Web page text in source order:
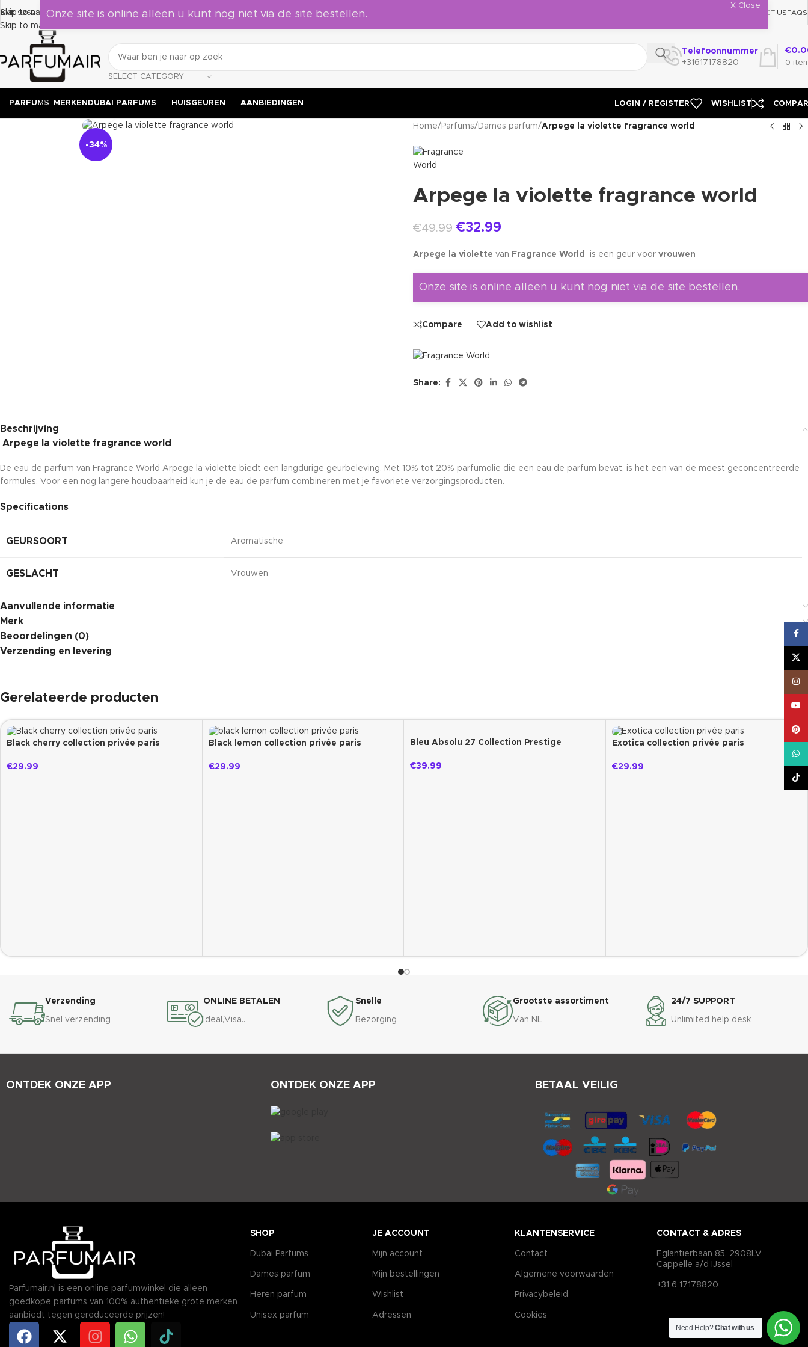
Skip to navigation
Skip to main content
KVK 92628524
verrassen door deze geuren, leuk om als cadeau te geven aan jezelf of iemand anders CONTACT USFAQS
SELECT CATEGORY
Telefoonnummer
+31617178820
0
€
PARFUMS MERKEN DUBAI PARFUMS HUISGEUREN AANBIEDINGEN LOGIN / REGISTER WISHLIST
-34%
Home/ Parfums/ Dames parfum/Arpege la violette fragrance world
Arpege la violette fragrance world
€49.99 €32.99
Arpege la violette van Fragrance World is een geur voor vrouwen
Onze site is online alleen u kunt nog niet via de site bestellen.
Compare Add to wishlist
Share:
Beschrijving
Arpege la violette fragrance world
De eau de parfum van Fragrance World Arpege la violette biedt een langdurige geurbeleving. Met 10% tot 20% parfumolie die een eau de parfum bevat, is het een van de meest geconcentreerde
formules. Voor een nog langere houdbaarheid kun je de eau de parfum combineren met je favoriete verzorgingsproducten.
Specifications
GEURSOORT Aromatische
GESLACHT Vrouwen
AANTAL STUKS IN VERPAKKING
TOPNOTEN
BASISNOTEN
Aanvullende informatie
Merk
Beoordelingen (0)
Verzending en levering
Gerelateerde producten
Black cherry collection privée paris
€29.99
Black lemon collection privée paris
€29.99
Bleu Absolu 27 Collection Prestige
€39.99
Exotica collection privée paris
€29.99
Verzending
Snel verzending
ONLINE BETALEN
Ideal,Visa..
Snelle
Bezorging
Grootste assortiment
Van NL
24/7 SUPPORT
Unlimited help desk
ONTDEK ONZE APP ONTDEK ONZE APP BETAAL VEILIG
Parfumair.nl is een online parfumwinkel die alleen
goedkope parfums van 100% authentieke grote merken
aanbiedt tegen gereduceerde prijzen!
SHOP
Dubai Parfums
Dames parfum
Heren parfum
Unisex parfum
JE ACCOUNT
Mijn account
Mijn bestellingen
Wishlist
Adressen
KLANTENSERVICE
Contact
Algemene voorwaarden
Privacybeleid
Cookies
CONTACT & ADRES
Eglantierbaan 85, 2908LV
Cappelle a/d IJssel
+31 6 17178820
X Close
Onze site is online alleen u kunt nog niet via de site bestellen.
Need Help?Chat with us